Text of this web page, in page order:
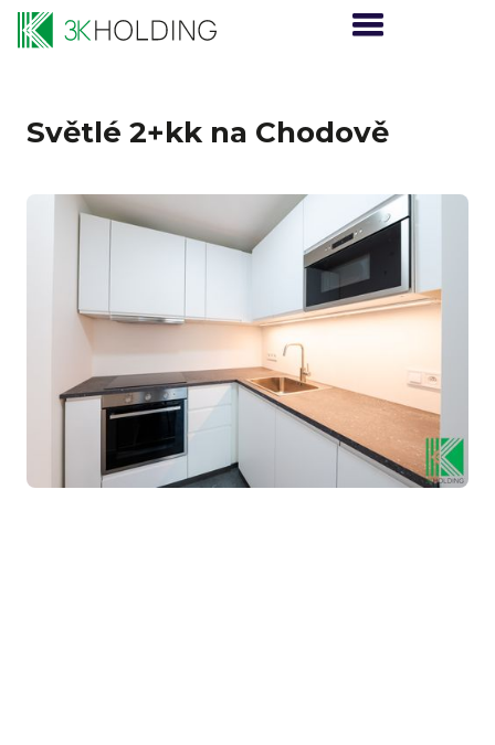
Světlé 2+kk na Chodově